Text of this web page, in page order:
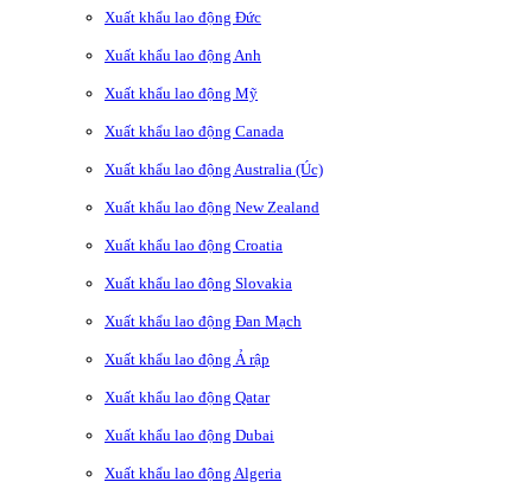
Xuất khẩu lao động Đức
Xuất khẩu lao động Anh
Xuất khẩu lao động Mỹ
Xuất khẩu lao động Canada
Xuất khẩu lao động Australia (Úc)
Xuất khẩu lao động New Zealand
Xuất khẩu lao động Croatia
Xuất khẩu lao động Slovakia
Xuất khẩu lao động Đan Mạch
Xuất khẩu lao động Ả rập
Xuất khẩu lao động Qatar
Xuất khẩu lao động Dubai
Xuất khẩu lao động Algeria